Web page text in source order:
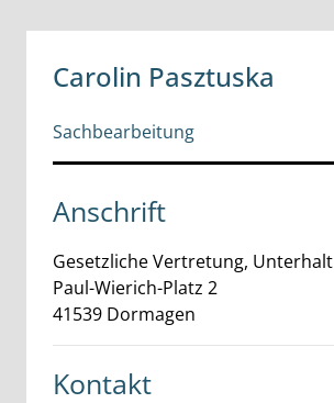
Carolin Pasztuska
Sachbearbeitung
Anschrift
Gesetzliche Vertretung, Unterhalt
Paul-Wierich-Platz 2
41539 Dormagen
Kontakt